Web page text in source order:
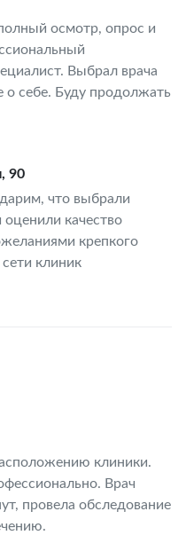
осмотр, опрос и
Выбрал врача
о себе. Буду продолжать
90
что выбрали
качество
крепкого
клиник
клиники.
Врач
провела обследование